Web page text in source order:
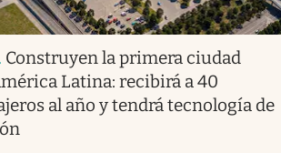
. Construyen la primera ciudad
Latina: recibirá a 40
al año y tendrá tecnología de